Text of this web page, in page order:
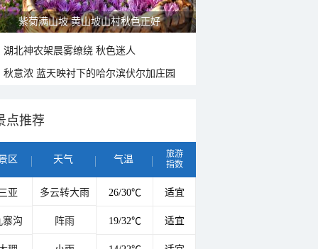
立秋节气：北方逐渐转凉 南方暑热仍盛
湖北神农架晨雾缭绕 秋色迷人
秋意浓 蓝天映衬下的哈尔滨伏尔加庄园
点推荐
区 天气 气温
旅游
指数
亚 多云转大雨 26/30℃ 适宜
寨沟 阵雨 19/32℃ 适宜